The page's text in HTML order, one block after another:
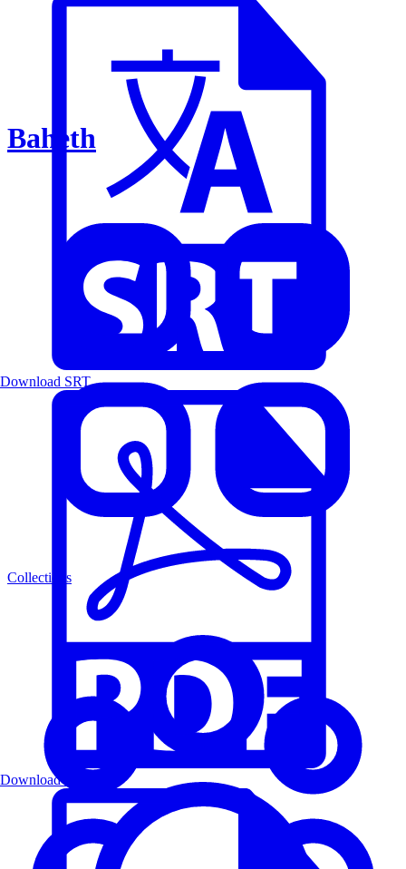
Baheth
Collections
Download SRT
Download PDF